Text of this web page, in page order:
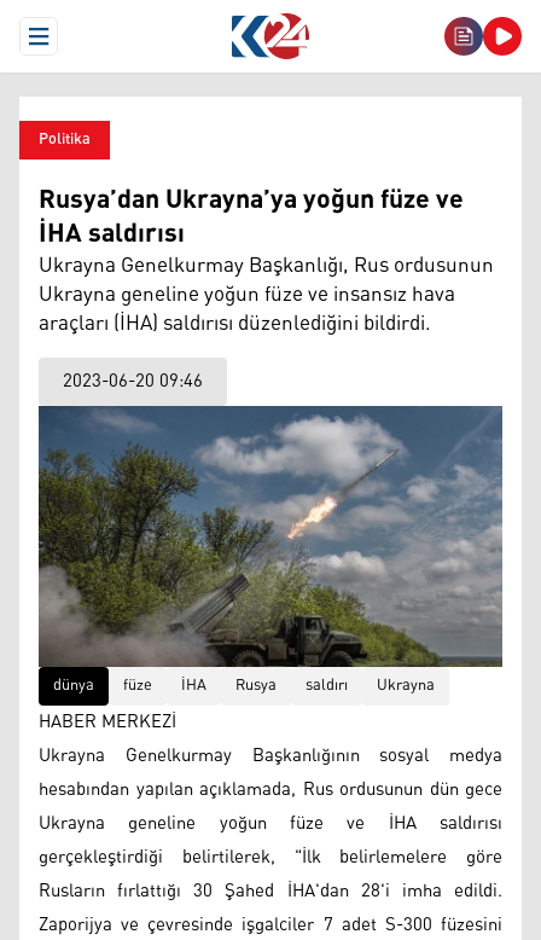
Open Menu
Politika
Rusya’dan Ukrayna’ya yoğun füze ve
İHA saldırısı
Ukrayna Genelkurmay Başkanlığı, Rus ordusunun
Ukrayna geneline yoğun füze ve insansız hava
araçları (İHA) saldırısı düzenlediğini bildirdi.
2023-06-20 09:46
dünya füze İHA Rusya saldırı Ukrayna
HABER MERKEZİ
Ukrayna Genelkurmay Başkanlığının sosyal medya
hesabından yapılan açıklamada, Rus ordusunun dün gece
Ukrayna geneline yoğun füze ve İHA saldırısı
gerçekleştirdiği belirtilerek, "İlk belirlemelere göre
Rusların fırlattığı 30 Şahed İHA'dan 28'i imha edildi.
Zaporijya ve çevresinde işgalciler 7 adet S-300 füzesini